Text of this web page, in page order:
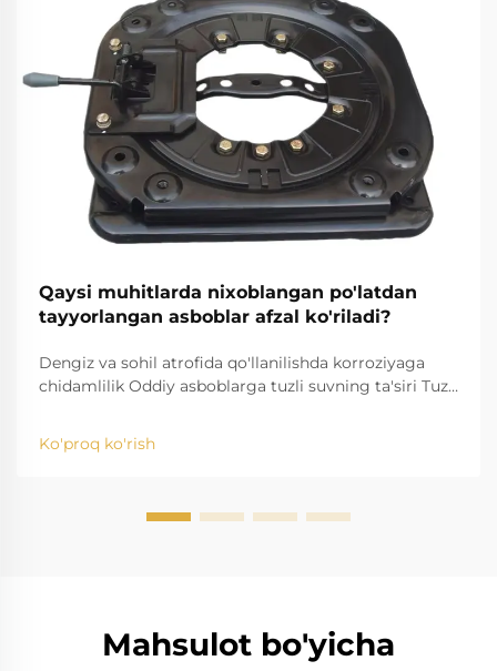
Qaysi muhitlarda nixoblangan po'latdan
tayyorlangan asboblar afzal ko'riladi?
Dengiz va sohil atrofida qo'llanilishda korroziyaga
chidamlilik Oddiy asboblarga tuzli suvning ta'siri Tuzli
xavfini keltirib chiqaradi. Yuqori tuzlilik natijasida ...
Ko'proq ko'rish
Mahsulot bo'yicha